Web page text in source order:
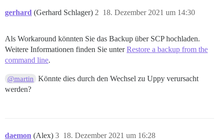
gerhard (Gerhard Schlager) 18. Dezember 2021 um 14:30
2
Als Workaround könnten Sie das Backup über SCP hochladen.
Weitere Informationen finden Sie unterRestore a backup from the
command line.
@martin
Könnte dies durch den Wechsel zu Uppy verursacht
werden?
daemon (Alex) 18. Dezember 2021 um 16:28
3